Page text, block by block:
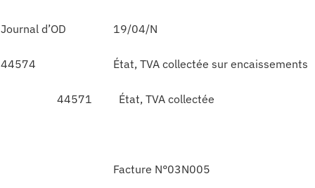
Journal d’OD 19/04/N
44574 État, TVA collectée sur encaissements
44571 État, TVA collectée
Facture N°03N005